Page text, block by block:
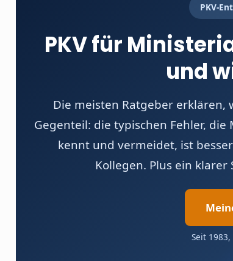
PKV-
PKV für
und
Die meisten Ratgeber erklären,
Gegenteil: die typischen Fehler,
kennt und vermeidet, ist
Kollegen. Plus ein klarer
Seit